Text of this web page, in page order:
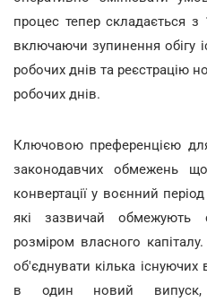
процес тепер складається з
включаючи зупинення обігу
робочих днів та реєстрацію
робочих днів.
Ключовою преференцією
законодавчих обмежень
конвертації у воєнний
які зазвичай обмежують
розміром власного
об'єднувати кілька існуючих
в один новий